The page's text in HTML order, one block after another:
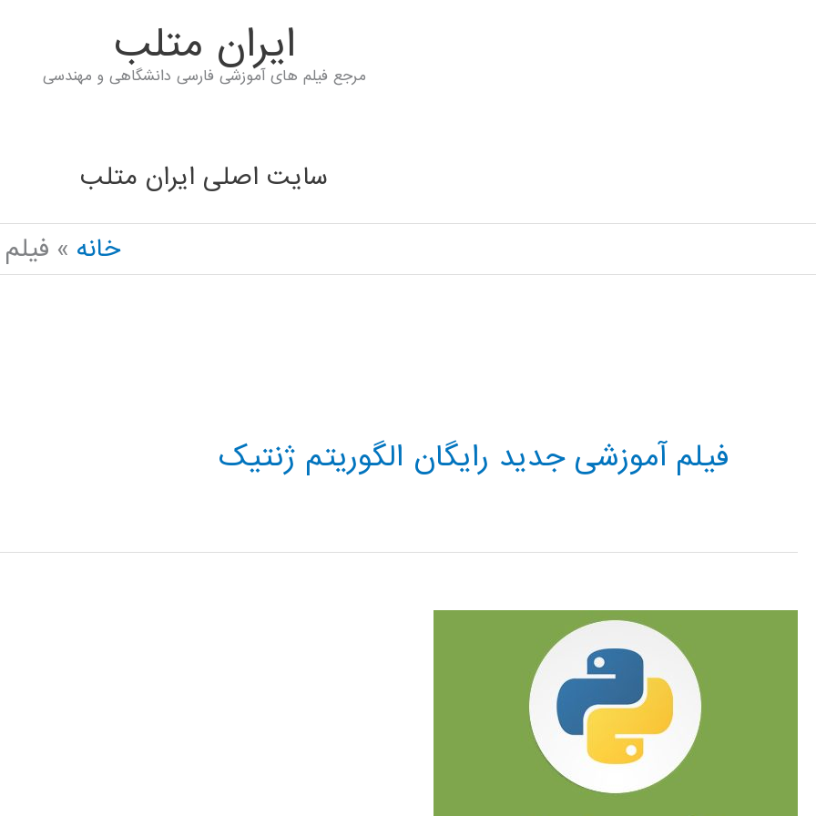
ايران متلب
مرجع فیلم های آموزشی فارسی دانشگاهی و مهندسی
سایت اصلی ایران متلب
خانه
فیلم آموزشی جدید رایگان الگوریتم ژنتیک